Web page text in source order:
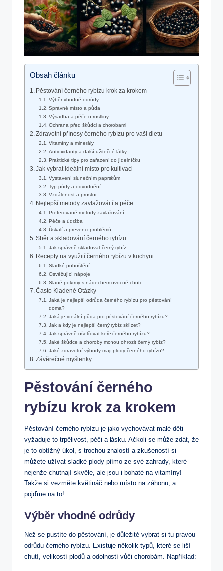
Obsah článku
Pěstování černého rybízu krok za krokem
Výběr vhodné odrůdy
Správné místo a půda
Výsadba a péče o rostliny
Ochrana před škůdci a chorobami
Zdravotní přínosy černého rybízu pro vaši dietu
Vitamíny a minerály
Antioxidanty a další užitečné látky
Praktické tipy pro zařazení do jídelníčku
Jak vybrat ideální místo pro kultivaci
Vystavení slunečním paprskům
Typ půdy a odvodnění
Vzdálenost a prostor
Nejlepší metody zavlažování a péče
Preferované metody zavlažování
Péče a údržba
Úskalí a prevenci problémů
Sběr a skladování černého rybízu
Jak správně skladovat černý rybíz
Recepty na využití černého rybízu v kuchyni
Sladké pohoštění
Osvěžující nápoje
Slané pokrmy s nádechem ovocné chuti
Často Kladené Otázky
Jaká je nejlepší odrůda černého rybízu pro pěstování
doma?
Jaká je ideální půda pro pěstování černého rybízu?
Jak a kdy je nejlepší černý rybíz sklízet?
Jak správně ošetřovat keře černého rybízu?
Jaké škůdce a choroby mohou ohrozit černý rybíz?
Jaké zdravotní výhody mají plody černého rybízu?
Závěrečné myšlenky
Pěstování černého
rybízu krok za krokem
Pěstování černého rybízu je jako vychovávat malé děti –
vyžaduje to trpělivost, péči a lásku. Ačkoli se může zdát, že
je to obtížný úkol, s trochou znalostí a zkušeností si
můžete užívat sladké plody přímo ze své zahrady, které
nejenže chutnají skvěle, ale jsou i bohaté na vitamíny!
Takže si vezměte květináč nebo místo na záhonu, a
pojďme na to!
Výběr vhodné odrůdy
Než se pustíte do pěstování, je důležité vybrat si tu pravou
odrůdu černého rybízu. Existuje několik typů, které se liší
chutí, velikostí plodů a odolností vůči chorobám. Například: